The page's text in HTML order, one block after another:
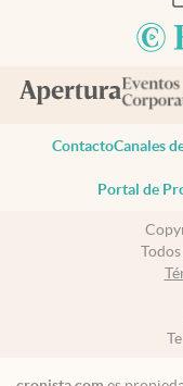
ContactoCanales
Portal de